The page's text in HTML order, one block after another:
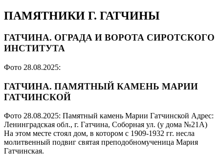
ПАМЯТНИКИ Г. ГАТЧИНЫ
ГАТЧИНА. ОГРАДА И ВОРОТА СИРОТСКОГО
ИНСТИТУТА
Фото 28.08.2025:
ГАТЧИНА. ПАМЯТНЫЙ КАМЕНЬ МАРИИ
ГАТЧИНСКОЙ
Фото 28.08.2025: Памятный камень Марии Гатчинской Адрес:
Ленинградская обл., г. Гатчина, Соборная ул. (у дома №21А)
На этом месте стоял дом, в котором с 1909-1932 гг. несла
молитвенный подвиг святая преподобномученица Мария
Гатчинская.